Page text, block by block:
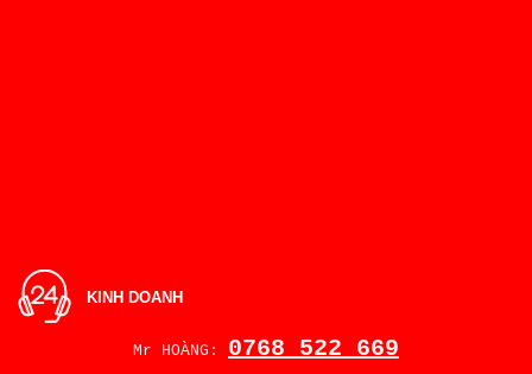
KINH DOANH
Mr HOÀNG: 0768 522 669